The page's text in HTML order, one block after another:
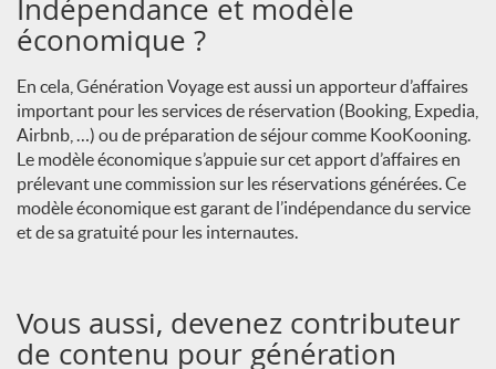
Indépendance et modèle
économique ?
En cela, Génération Voyage est aussi un apporteur d’affaires
important pour les services de réservation (Booking, Expedia,
Airbnb, …) ou de préparation de séjour comme KooKooning.
Le modèle économique s’appuie sur cet apport d’affaires en
prélevant une commission sur les réservations générées. Ce
modèle économique est garant de l’indépendance du service
et de sa gratuité pour les internautes.
Vous aussi, devenez contributeur
de contenu pour génération